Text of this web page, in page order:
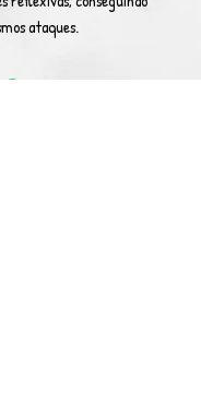
ataques.